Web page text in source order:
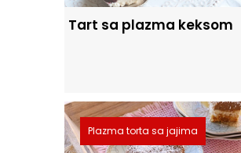
Tart sa plazma keksom
Plazma torta sa jajima